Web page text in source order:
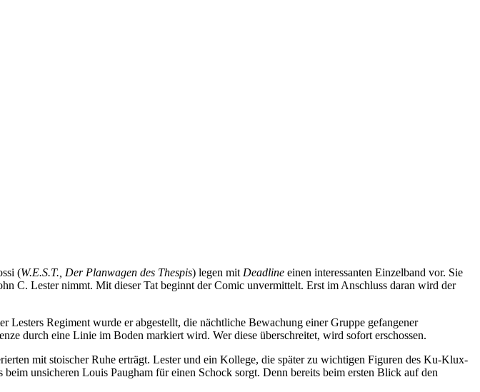
(W.E.S.T., Der Planwagen des Thespis) legen mit Deadline einen interessanten Einzelband vor. Sie
C. Lester nimmt. Mit dieser Tat beginnt der Comic unvermittelt. Erst im Anschluss daran wird der
Lesters Regiment wurde er abgestellt, die nächtliche Bewachung einer Gruppe gefangener
durch eine Linie im Boden markiert wird. Wer diese überschreitet, wird sofort erschossen.
mit stoischer Ruhe erträgt. Lester und ein Kollege, die später zu wichtigen Figuren des Ku-Klux-
unsicheren Louis Paugham für einen Schock sorgt. Denn bereits beim ersten Blick auf den